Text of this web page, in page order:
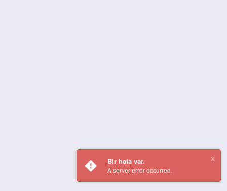
Bir hata var.
A server error occurred.